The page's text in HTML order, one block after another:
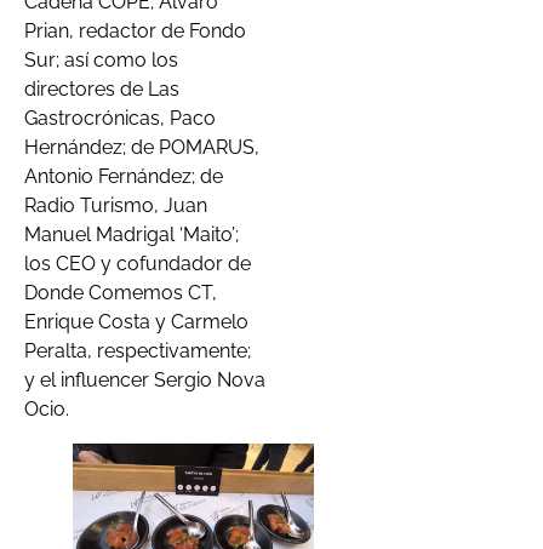
Prian, redactor de Fondo
Sur; así como los
directores de Las
Gastrocrónicas, Paco
Hernández; de POMARUS,
Antonio Fernández; de
Radio Turismo, Juan
Manuel Madrigal ‘Maito’;
los CEO y cofundador de
Donde Comemos CT,
Enrique Costa y Carmelo
Peralta, respectivamente;
y el influencer Sergio Nova
Ocio.